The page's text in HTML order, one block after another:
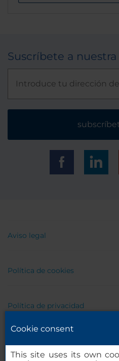
Suscríbete a
Aviso legal
Política de cookies
Política de privacidad
Cookie consent
This site uses its own